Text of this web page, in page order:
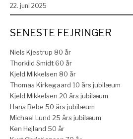
22. juni 2025
SENESTE FEJRINGER
Niels Kjestrup 80 år
Thorkild Smidt 60 år
Kjeld Mikkelsen 80 år
Thomas Kirkegaard 10 års jubilæum
Kjeld Mikkelsen 20 års jubilæum
Hans Bebe 50 års jubilæum
Michael Lund 25 års jubilæum
Ken Højland 50 år